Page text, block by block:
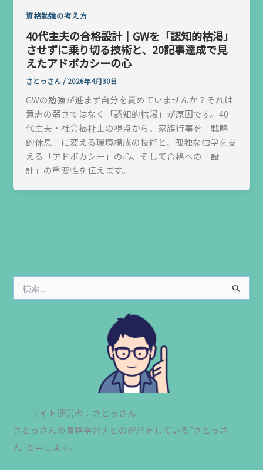
資格勉強の考え方
40代主夫の合格設計｜GWを「認知的枯渇」
させずに乗り切る技術と、20記事達成で見
えたアドボカシーの心
さとっさん/2026年4月30日
GWの勉強が進まず自分を責めていませんか？それは
意志の弱さではなく「認知的枯渇」が原因です。40
代主夫・社会福祉士の視点から、家族行事を「戦略
的休息」に変える環境構成の技術と、孤独な独学を支
える「アドボカシー」の心、そして合格への「設
計」の重要性を伝えます。
索
サイト運営者：さとっさん
さとっさんの資格学習ナビの運営をしている”さとっさ
ん”と申します。